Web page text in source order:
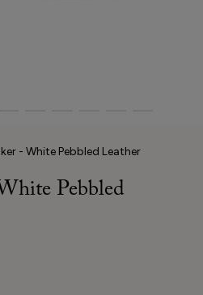
- White Pebbled Leather
Pebbled